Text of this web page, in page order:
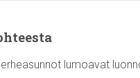
lumoavat